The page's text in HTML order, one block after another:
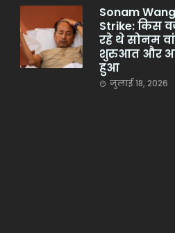
Sonam
Strike: किस
रहे थे सोनम
शुरुआत और
हुआ
जुलाई 18, 2026